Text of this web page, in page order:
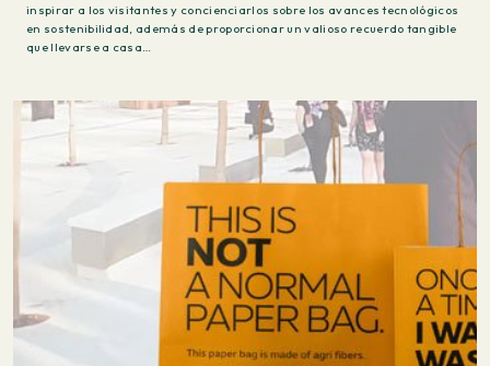
inspirar a los visitantes y concienciarlos sobre los avances tecnológicos
en sostenibilidad, además de proporcionar un valioso recuerdo tangible
que llevarse a casa…